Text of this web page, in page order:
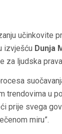
učinkovite
izvješću Dunja
za ljudska
trendovima u
prije svega
miru”.